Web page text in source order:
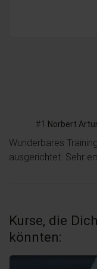
#1 Norbert
Wunderbares
ausgerichtet. Sehr
Kurse, die
könnten: